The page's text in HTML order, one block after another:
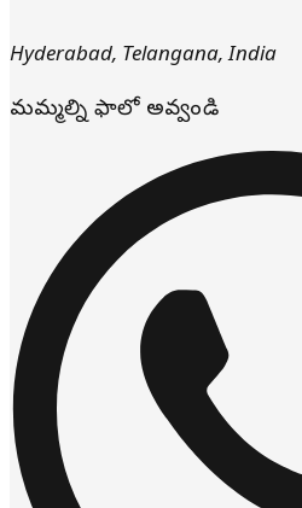
Hyderabad, Telangana,India
మమ్మల్ని ఫాలో అవ్వండి